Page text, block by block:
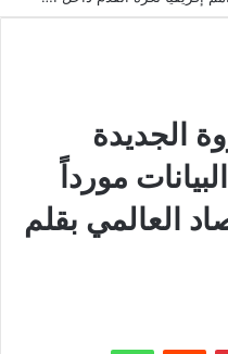
الجديدة
مورداً
العالمي بقلم
بينتيريست